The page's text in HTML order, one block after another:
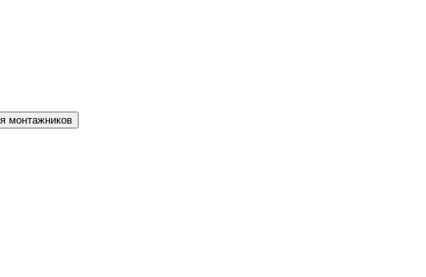
Регистрация для монтажников